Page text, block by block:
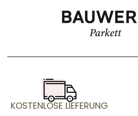
KOSTENLOSE LIEFERUNG